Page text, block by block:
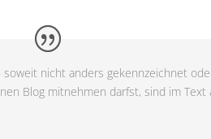
nicht anders gekennzeichnet
Blog mitnehmen darfst, sind im Text